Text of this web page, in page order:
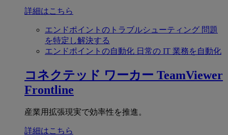
詳細はこちら
エンドポイントのトラブルシューティング 問題
を特定し解決する
エンドポイントの自動化 日常の IT 業務を自動化
コネクテッド ワーカー TeamViewer
Frontline
産業用拡張現実で効率性を推進。
詳細はこちら